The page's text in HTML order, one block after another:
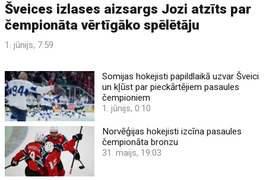
Šveices izlases aizsargs Jozi atzīts par
čempionāta vērtīgāko spēlētāju
1. jūnijs, 7:59
Somijas hokejisti papildlaikā uzvar Šveici
un kļūst par pieckārtējiem pasaules
čempioniem
1. jūnijs, 0:10
Norvēģijas hokejisti izcīna pasaules
čempionāta bronzu
31. maijs, 19:03